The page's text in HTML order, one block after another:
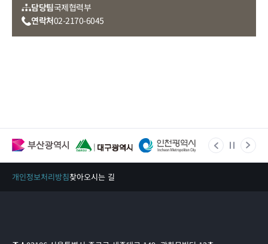
담당팀국제협력부
연락처02-2170-6045
개인정보처리방침찾아오시는 길